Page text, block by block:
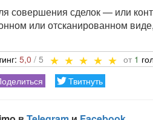
совершения сделок — или
или отсканированном
5,0 1